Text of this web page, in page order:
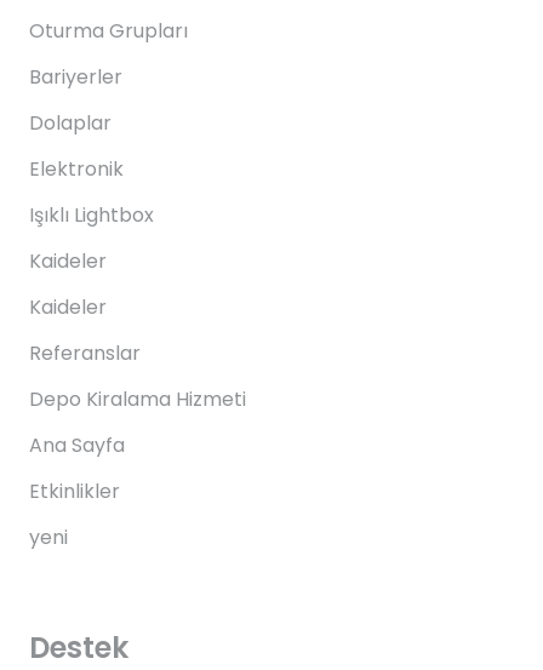
Oturma Grupları
Bariyerler
Dolaplar
Elektronik
Işıklı Lightbox
Kaideler
Kaideler
Referanslar
Depo Kiralama Hizmeti
Ana Sayfa
Etkinlikler
yeni
Destek